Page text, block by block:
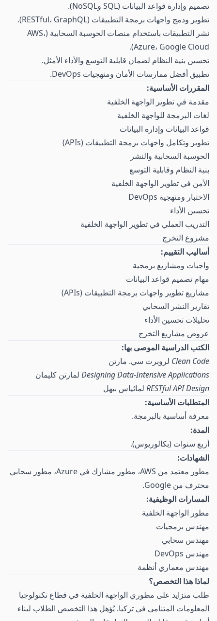
تصميم وإدارة قواعد البيانات (SQL وNoSQL).
تطوير ودمج واجهات برمجة التطبيقات (RESTful، GraphQL).
نشر التطبيقات باستخدام منصات الحوسبة السحابية (AWS،
Azure، Google Cloud).
تحسين بنية النظام لضمان قابلية التوسع والأداء الأمثل.
تطبيق أفضل ممارسات الأمان ومنهجيات DevOps.
المقررات الأساسية:
مقدمة في تطوير الواجهة الخلفية
لغات البرمجة للواجهة الخلفية
قواعد البيانات وإدارة البيانات
تطوير وتكامل واجهات برمجة التطبيقات (APIs)
الحوسبة السحابية والنشر
بنية النظام وقابلية التوسع
الأمن في تطوير الواجهة الخلفية
الاختبار ومنهجية DevOps
تحسين الأداء
التدريب العملي في تطوير الواجهة الخلفية
مشروع التخرج
أساليب التقييم:
واجبات ومشاريع برمجية
مهام تصميم قواعد البيانات
مشاريع تطوير واجهات برمجة التطبيقات (APIs)
تقارير النشر السحابي
تحليلات تحسين الأداء
عروض مشاريع التخرج
الكتب الدراسية الموصى بها:
Clean Code لروبرت سي. مارتن
Designing Data-Intensive Applications لمارتن كليمان
RESTful API Design لماثياس بيهل
المتطلبات الأساسية:
معرفة أساسية بالبرمجة.
المدة:
أربع سنوات (بكالوريوس).
الشهادات:
مطور معتمد من AWS، مطور مشارك في Azure، مطور سحابي
محترف من Google.
المسارات الوظيفية:
مطور الواجهة الخلفية
مهندس برمجيات
مهندس سحابي
مهندس DevOps
مهندس معماري أنظمة
لماذا هذا التخصص؟
طلب متزايد على مطوري الواجهة الخلفية في قطاع تكنولوجيا
المعلومات المتنامي في تركيا. يُؤهل هذا التخصص الطلاب لبناء